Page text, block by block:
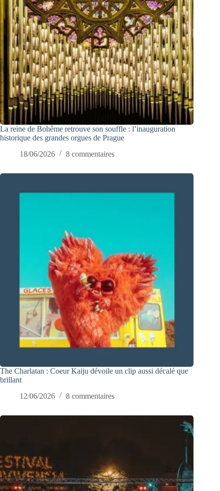
La reine de Bohême retrouve son souffle : l’inauguration
historique des grandes orgues de Prague
18/06/2026
8 commentaires
The Charlatan : Coeur Kaiju dévoile un clip aussi décalé que
brillant
12/06/2026
8 commentaires